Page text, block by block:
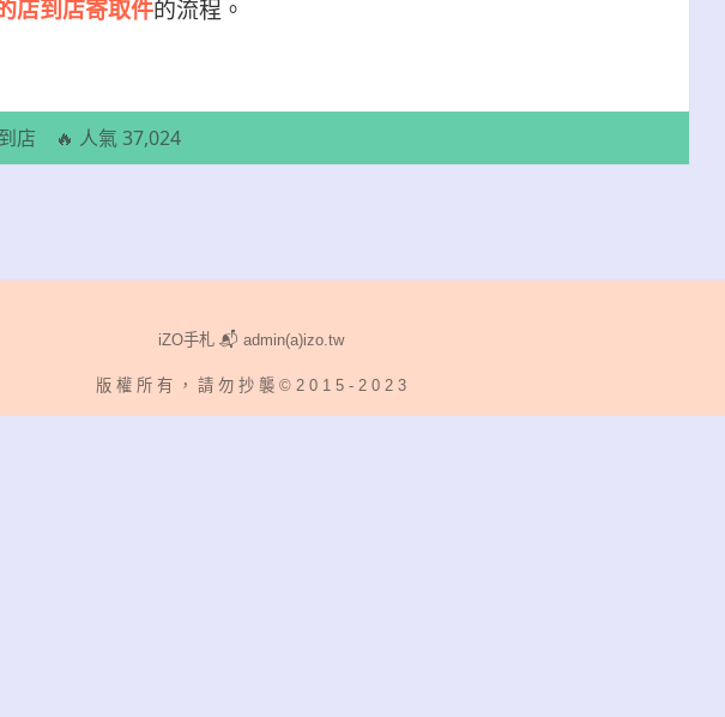
店到店寄取件的流程。
／ 快速寄取貨 ／ 流程
店 🔥 人氣 37,024
iZO手札 📬 admin(a)izo.tw
版 權 所 有 ， 請 勿 抄 襲 © 2 0 1 5 - 2 0 2 3